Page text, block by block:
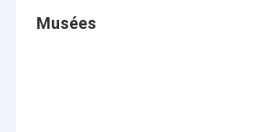
Musées